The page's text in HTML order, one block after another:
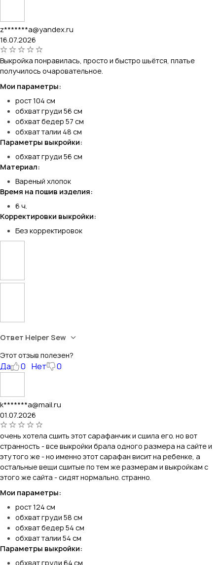
z*******a@yandex.ru
16.07.2026
Выкройка понравилась, просто и быстро шьётся, платье
получилось очаровательное.
Мои параметры:
рост 104 см
обхват груди 56 см
обхват бедер 57 см
обхват талии 48 см
Параметры выкройки:
обхват груди 56 см
Материал:
Вареный хлопок
Время на пошив изделия:
6 ч.
Корректировки выкройки:
Без корректировок
Ответ Helper Sew
Этот отзыв полезен?
Да 0 Нет 0
k*******a@mail.ru
01.07.2026
очень хотела сшить этот сарафанчик и сшила его. но вот
странность - все выкройки брала одного размера на сайте и
эту того же - но именно этот сарафан висит на ребенке, а
остальные вещи сшитые по тем же размерам и выкройкам с
этого же сайта - сидят нормально. странно.
Мои параметры:
рост 124 см
обхват груди 58 см
обхват бедер 54 см
обхват талии 54 см
Параметры выкройки:
обхват груди 64 см